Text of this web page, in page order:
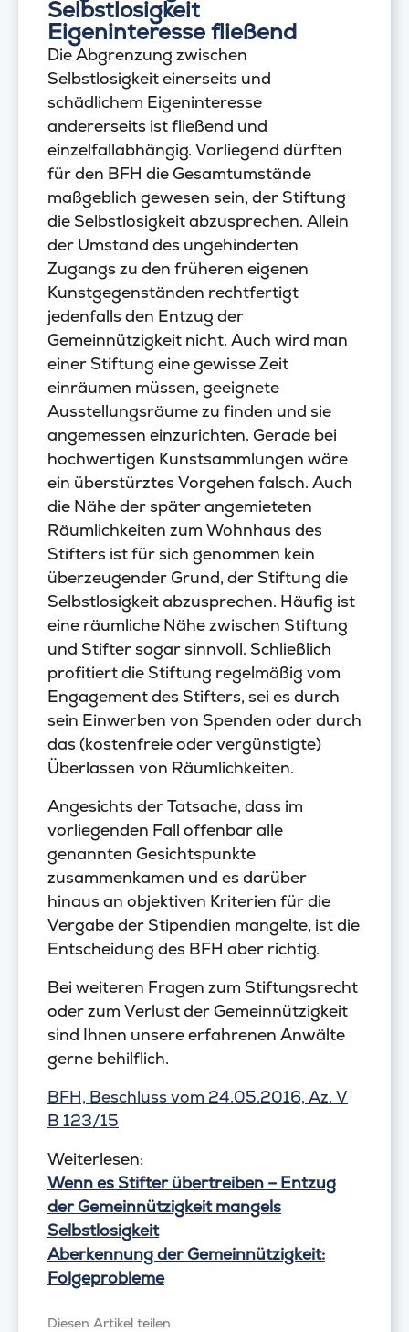
Selbstlosigkeit
Eigeninteresse fließend
Die Abgrenzung zwischen
Selbstlosigkeit einerseits und
schädlichem Eigeninteresse
andererseits ist fließend und
einzelfallabhängig. Vorliegend dürften
für den BFH die Gesamtumstände
maßgeblich gewesen sein, der Stiftung
die Selbstlosigkeit abzusprechen. Allein
der Umstand des ungehinderten
Zugangs zu den früheren eigenen
Kunstgegenständen rechtfertigt
jedenfalls den Entzug der
Gemeinnützigkeit nicht. Auch wird man
einer Stiftung eine gewisse Zeit
einräumen müssen, geeignete
Ausstellungsräume zu finden und sie
angemessen einzurichten. Gerade bei
hochwertigen Kunstsammlungen wäre
ein überstürztes Vorgehen falsch. Auch
die Nähe der später angemieteten
Räumlichkeiten zum Wohnhaus des
Stifters ist für sich genommen kein
überzeugender Grund, der Stiftung die
Selbstlosigkeit abzusprechen. Häufig ist
eine räumliche Nähe zwischen Stiftung
und Stifter sogar sinnvoll. Schließlich
profitiert die Stiftung regelmäßig vom
Engagement des Stifters, sei es durch
sein Einwerben von Spenden oder durch
das (kostenfreie oder vergünstigte)
Überlassen von Räumlichkeiten.
Angesichts der Tatsache, dass im
vorliegenden Fall offenbar alle
genannten Gesichtspunkte
zusammenkamen und es darüber
hinaus an objektiven Kriterien für die
Vergabe der Stipendien mangelte, ist die
Entscheidung des BFH aber richtig.
Bei weiteren Fragen zum Stiftungsrecht
oder zum Verlust der Gemeinnützigkeit
sind Ihnen unsere erfahrenen Anwälte
gerne behilflich.
BFH, Beschluss vom 24.05.2016, Az. V
B 123/15
Weiterlesen:
Wenn es Stifter übertreiben – Entzug
der Gemeinnützigkeit mangels
Selbstlosigkeit
Aberkennung der Gemeinnützigkeit:
Folgeprobleme
Diesen Artikel teilen